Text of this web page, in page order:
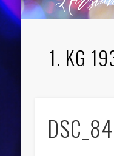
1. KG